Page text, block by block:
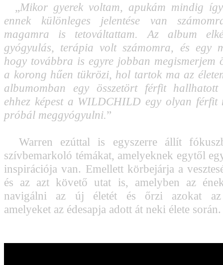
„Mikor gyerek voltam, apukám mindig
ennek különleges jelentése van
magamra is tetováltattam. Az album
gyógyulás, terápia volt számomra, és egy
hogy továbbra is egyre jobban megismerjem
a korong hűen tükrözi, hol tartok ma az
albumomban egy összetört férfit hallhatott
ehhez képest a WILDCHILD egy olyan férfit
próbál meggyógyulni.”
Warren ezúttal is egyszerre állít
szívbemarkoló témákat, amelyeknek egytől
inspirációja van. Emellett körbejárja a
és az azt követő utat is, amelyben az
navigálni az új életét és őrzi azokat az
amelyeket az édesapja adott át neki élete során.